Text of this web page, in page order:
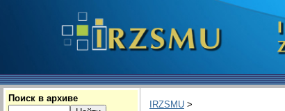
Поиск в архиве
IRZSMU >